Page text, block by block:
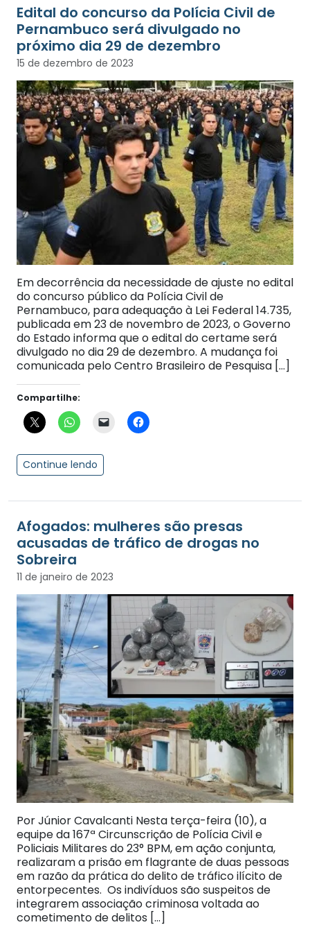
Edital do concurso da Polícia Civil de
Pernambuco será divulgado no
próximo dia 29 de dezembro
15 de dezembro de 2023
Em decorrência da necessidade de ajuste no edital
do concurso público da Polícia Civil de
Pernambuco, para adequação à Lei Federal 14.735,
publicada em 23 de novembro de 2023, o Governo
do Estado informa que o edital do certame será
divulgado no dia 29 de dezembro. A mudança foi
comunicada pelo Centro Brasileiro de Pesquisa […]
Compartilhe:
Continue lendo
Afogados: mulheres são presas
acusadas de tráfico de drogas no
Sobreira
11 de janeiro de 2023
Por Júnior Cavalcanti Nesta terça-feira (10), a
equipe da 167ª Circunscrição de Polícia Civil e
Policiais Militares do 23° BPM, em ação conjunta,
realizaram a prisão em flagrante de duas pessoas
em razão da prática do delito de tráfico ilícito de
entorpecentes. Os indivíduos são suspeitos de
integrarem associação criminosa voltada ao
cometimento de delitos […]